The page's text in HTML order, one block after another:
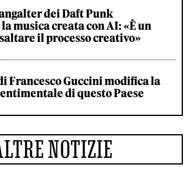
dei Daft Punk
musica creata con AI: «È un
il processo creativo»
Francesco Guccini modifica la
di questo Paese
NOTIZIE